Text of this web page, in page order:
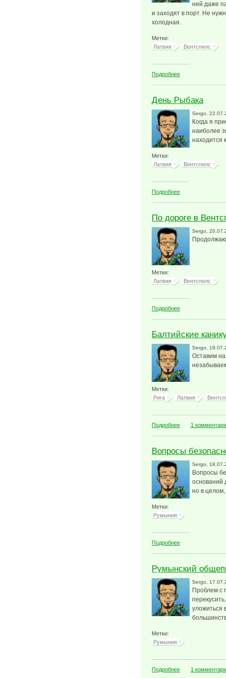
ней даже
и заходят в порт. Не
холодная.
Метки:
Латвия
Вентспилс
Подробнее
День Рыбака
Sergo ,
Когда я
наиболее
находится
Метки:
Латвия
Вентспилс
Подробнее
По дороге в
Sergo ,
Продолжаю
Метки:
Латвия
Вентспилс
Подробнее
Балтийские
Sergo ,
Оставим
Метки:
Рига
Латвия
Подробнее о Балтийские
1
Вопросы
Sergo ,
Вопросы
оснований
но в
Метки:
Румыния
Подробнее
Румынский
Sergo ,
Проблем с
уложиться
Метки:
Румыния
Подробнее о Румынский
1